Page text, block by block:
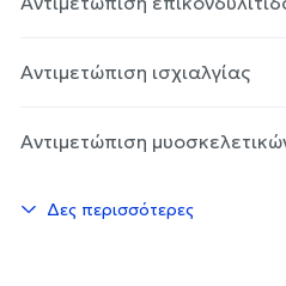
Αντιμετώπιση ισχιαλγίας
Αντιμετώπιση
Δες περισσότερες